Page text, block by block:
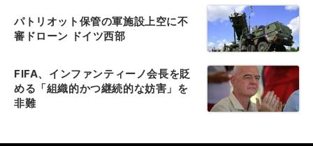
パトリオット保管の軍施設上空に不
審ドローン ドイツ西部
FIFA、インファンティーノ会長を貶
める「組織的かつ継続的な妨害」を
非難